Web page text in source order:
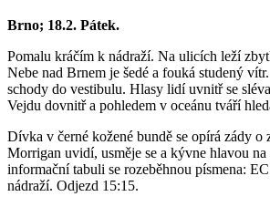
Brno; 18.2. Pátek.
Pomalu kráčím k nádraží. Na ulicích leží
Nebe nad Brnem je šedé a fouká studený
schody do vestibulu. Hlasy lidí uvnitř se
Vejdu dovnitř a pohledem v oceánu tváří
Dívka v černé kožené bundě se opírá zády o
Morrigan uvidí, usměje se a kývne hlavou na
informační tabuli se rozeběhnou písmena:
nádraží. Odjezd 15:15.